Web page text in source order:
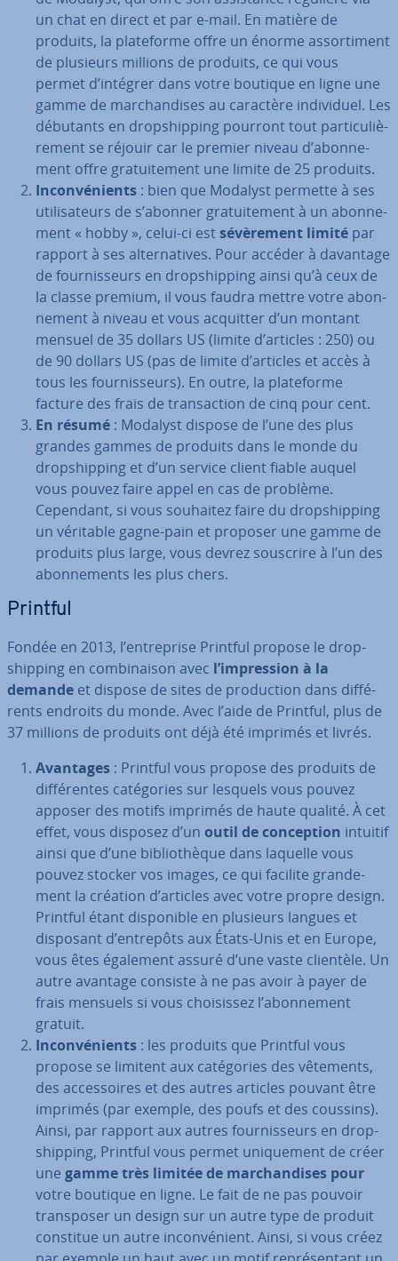
un chat en direct et par e-mail. En matière de
produits, la pla­te­forme offre un énorme as­sor­ti­ment
de plusieurs millions de produits, ce qui vous
permet d’intégrer dans votre boutique en ligne une
gamme de mar­chan­dises au caractère in­di­vi­duel. Les
débutants en drop­ship­ping pourront tout par­ti­cu­liè­
re­ment se réjouir car le premier niveau d’abon­ne­
ment offre gra­tui­te­ment une limite de 25 produits.
In­con­vé­nients : bien que Modalyst permette à ses
uti­li­sa­teurs de s’abonner gra­tui­te­ment à un abon­ne­
ment « hobby », celui-ci estsé­vè­re­ment limité par
rapport à ses al­ter­na­tives. Pour accéder à davantage
de four­nis­seurs en drop­ship­ping ainsi qu’à ceux de
la classe premium, il vous faudra mettre votre abon­
ne­ment à niveau et vous acquitter d’un montant
mensuel de 35 dollars US (limite d’articles : 250) ou
de 90 dollars US (pas de limite d’articles et accès à
tous les four­nis­seurs). En outre, la pla­te­forme
facture des frais de tran­sac­tion de cinq pour cent.
En résumé : Modalyst dispose de l’une des plus
grandes gammes de produits dans le monde du
drop­ship­ping et d’un service client fiable auquel
vous pouvez faire appel en cas de problème.
Cependant, si vous souhaitez faire du drop­ship­ping
un véritable gagne-pain et proposer une gamme de
produits plus large, vous devrez souscrire à l’un des
abon­ne­ments les plus chers.
Printful
Fondée en 2013, l’en­tre­prise Printful propose le drop­
ship­ping en com­bi­nai­son avec l’im­pres­sion à la
demande et dispose de sites de pro­duc­tion dans dif­fé­
rents endroits du monde. Avec l’aide de Printful, plus de
37 millions de produits ont déjà été imprimés et livrés.
Avantages : Printful vous propose des produits de
dif­fé­rentes ca­té­go­ries sur lesquels vous pouvez
apposer des motifs imprimés de haute qualité. À cet
effet, vous disposez d’un outil de con­cep­tion intuitif
ainsi que d’une bi­blio­thèque dans laquelle vous
pouvez stocker vos images, ce qui facilite gran­de­
ment la création d’articles avec votre propre design.
Printful étant dis­po­nible en plusieurs langues et
disposant d’entrepôts aux États-Unis et en Europe,
vous êtes également assuré d’une vaste clientèle. Un
autre avantage consiste à ne pas avoir à payer de
frais mensuels si vous choi­sis­sez l’abon­ne­ment
gratuit.
In­con­vé­nients : les produits que Printful vous
propose se limitent aux ca­té­go­ries des vêtements,
des ac­ces­soires et des autres articles pouvant être
imprimés (par exemple, des poufs et des coussins).
Ainsi, par rapport aux autres four­nis­seurs en drop­
ship­ping, Printful vous permet uni­que­ment de créer
une gamme très limitée de mar­chan­dises pour
votre boutique en ligne. Le fait de ne pas pouvoir
trans­po­ser un design sur un autre type de produit
constitue un autre in­con­vé­nient. Ainsi, si vous créez